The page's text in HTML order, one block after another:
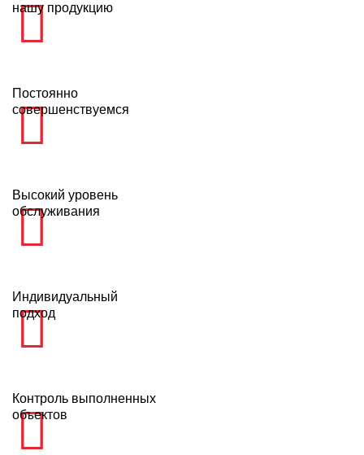
нашу продукцию
Постоянно
совершенствуемся
Высокий уровень
обслуживания
Индивидуальный
подход
Контроль выполненных
объектов